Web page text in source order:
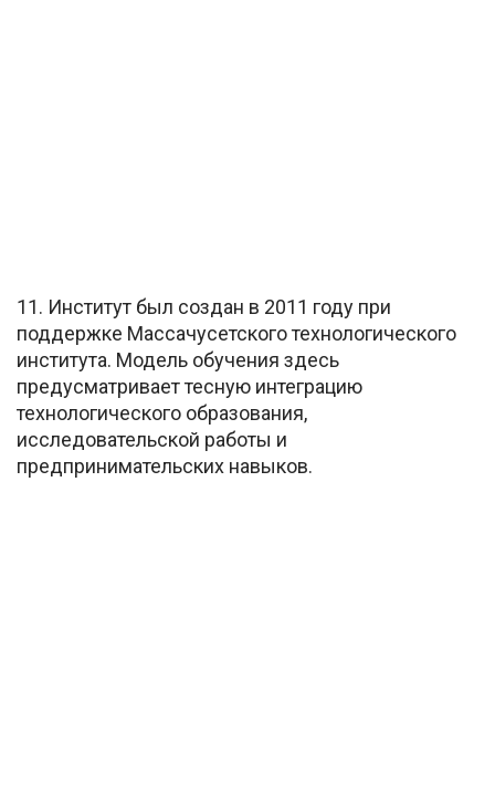
11. Институт был создан в 2011 году при
поддержке Массачусетского технологического
института. Модель обучения здесь
предусматривает тесную интеграцию
технологического образования,
исследовательской работы и
предпринимательских навыков.